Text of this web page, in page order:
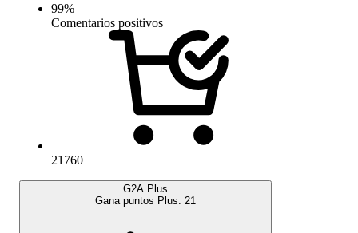
99%
Comentarios positivos
21760
G2A Plus
Gana puntos Plus: 21